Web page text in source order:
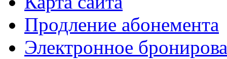
Продление абонемента
Электронное